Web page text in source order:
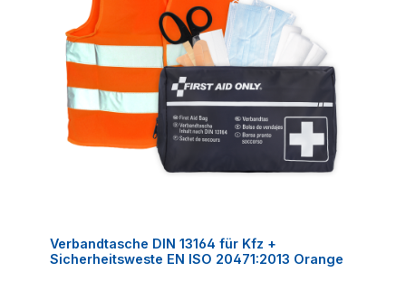
Verbandtasche DIN 13164 für Kfz +
Sicherheitsweste EN ISO 20471:2013 Orange